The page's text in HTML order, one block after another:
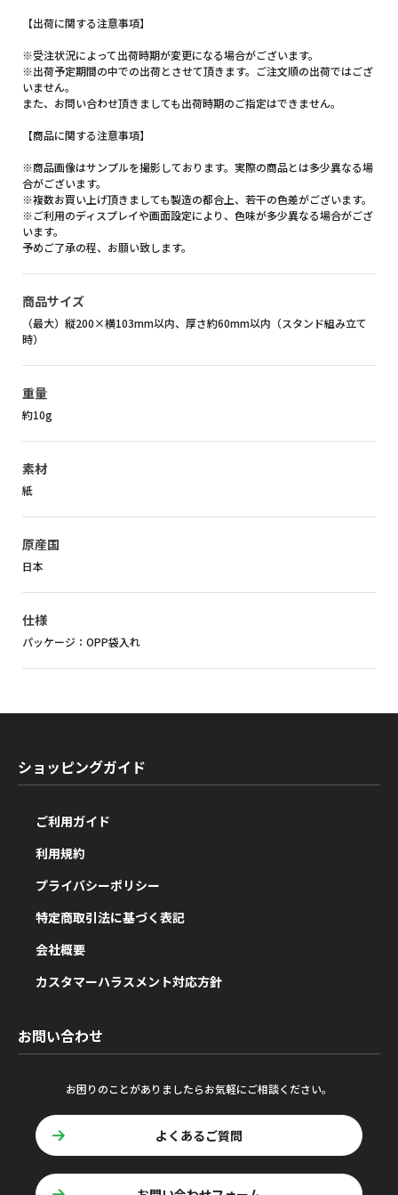
【出荷に関する注意事項】
※受注状況によって出荷時期が変更になる場合がございます。
※出荷予定期間の中での出荷とさせて頂きます。ご注文順の出荷ではござ
いません。
また、お問い合わせ頂きましても出荷時期のご指定はできません。
【商品に関する注意事項】
※商品画像はサンプルを撮影しております。実際の商品とは多少異なる場
合がございます。
※複数お買い上げ頂きましても製造の都合上、若干の色差がございます。
※ご利用のディスプレイや画面設定により、色味が多少異なる場合がござ
います。
予めご了承の程、お願い致します。
商品サイズ
（最大）縦200×横103mm以内、厚さ約60mm以内（スタンド組み立て
時）
重量
約10g
素材
紙
原産国
日本
仕様
パッケージ：OPP袋入れ
ショッピングガイド
ご利用ガイド
利用規約
プライバシーポリシー
特定商取引法に基づく表記
会社概要
カスタマーハラスメント対応方針
お問い合わせ
お困りのことがありましたらお気軽にご相談ください。
よくあるご質問